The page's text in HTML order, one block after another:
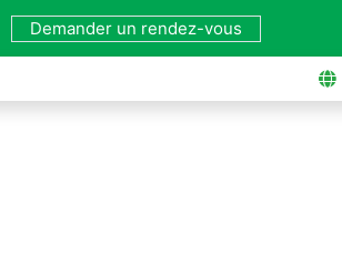
Demander un rendez-vous